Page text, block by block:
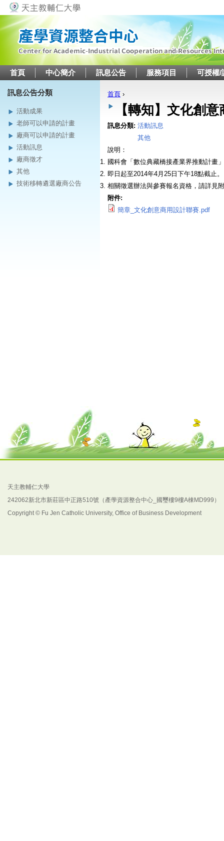
首頁 中心簡介 訊息公告 服務項目 可授權/
訊息公告分類
活動成果
老師可以申請的計畫
廠商可以申請的計畫
活動訊息
廠商徵才
其他
技術移轉遴選廠商公告
您在這裡
首頁 ›
【轉知】文化創
訊息分類: 活動訊息
其他
說明：
國科會「數位典藏橋接產業界推動計畫
即日起至2014年4月25日下午18點截止。
相關徵選辦法與參賽報名資格，請詳見
附件:
簡章_文化創意商用設計聯賽.pdf
天主教輔仁大學
242062新北市新莊區中正路510號（產學資源整合中心_國璽樓9樓A棟MD999）
Copyright © Fu Jen Catholic University, Office of Business Development